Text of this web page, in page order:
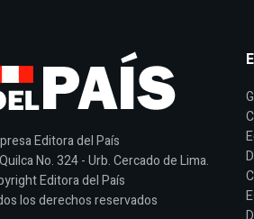
Editora del País
No. 324 - Urb. Cercado de Lima.
Editora del País
los derechos reservados